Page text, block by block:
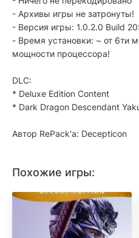
- Архивы игры не затронуты!
- Версия игры: 1.0.2.0 Build
- Время установки: ~ от 6ти
мощности процессора!
DLC:
* Deluxe Edition Content
* Dark Dragon Descendant
Автор RePack'a: Decepticon
Похожие игры: